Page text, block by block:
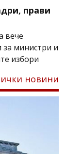
прави
вече
за министри и
избори
новини